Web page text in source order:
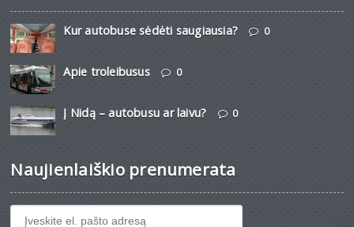
Kur autobuse sėdėti saugiausia? 0
Apie troleibusus 0
Į Nidą – autobusu ar laivu? 0
Naujienlaiškio prenumerata